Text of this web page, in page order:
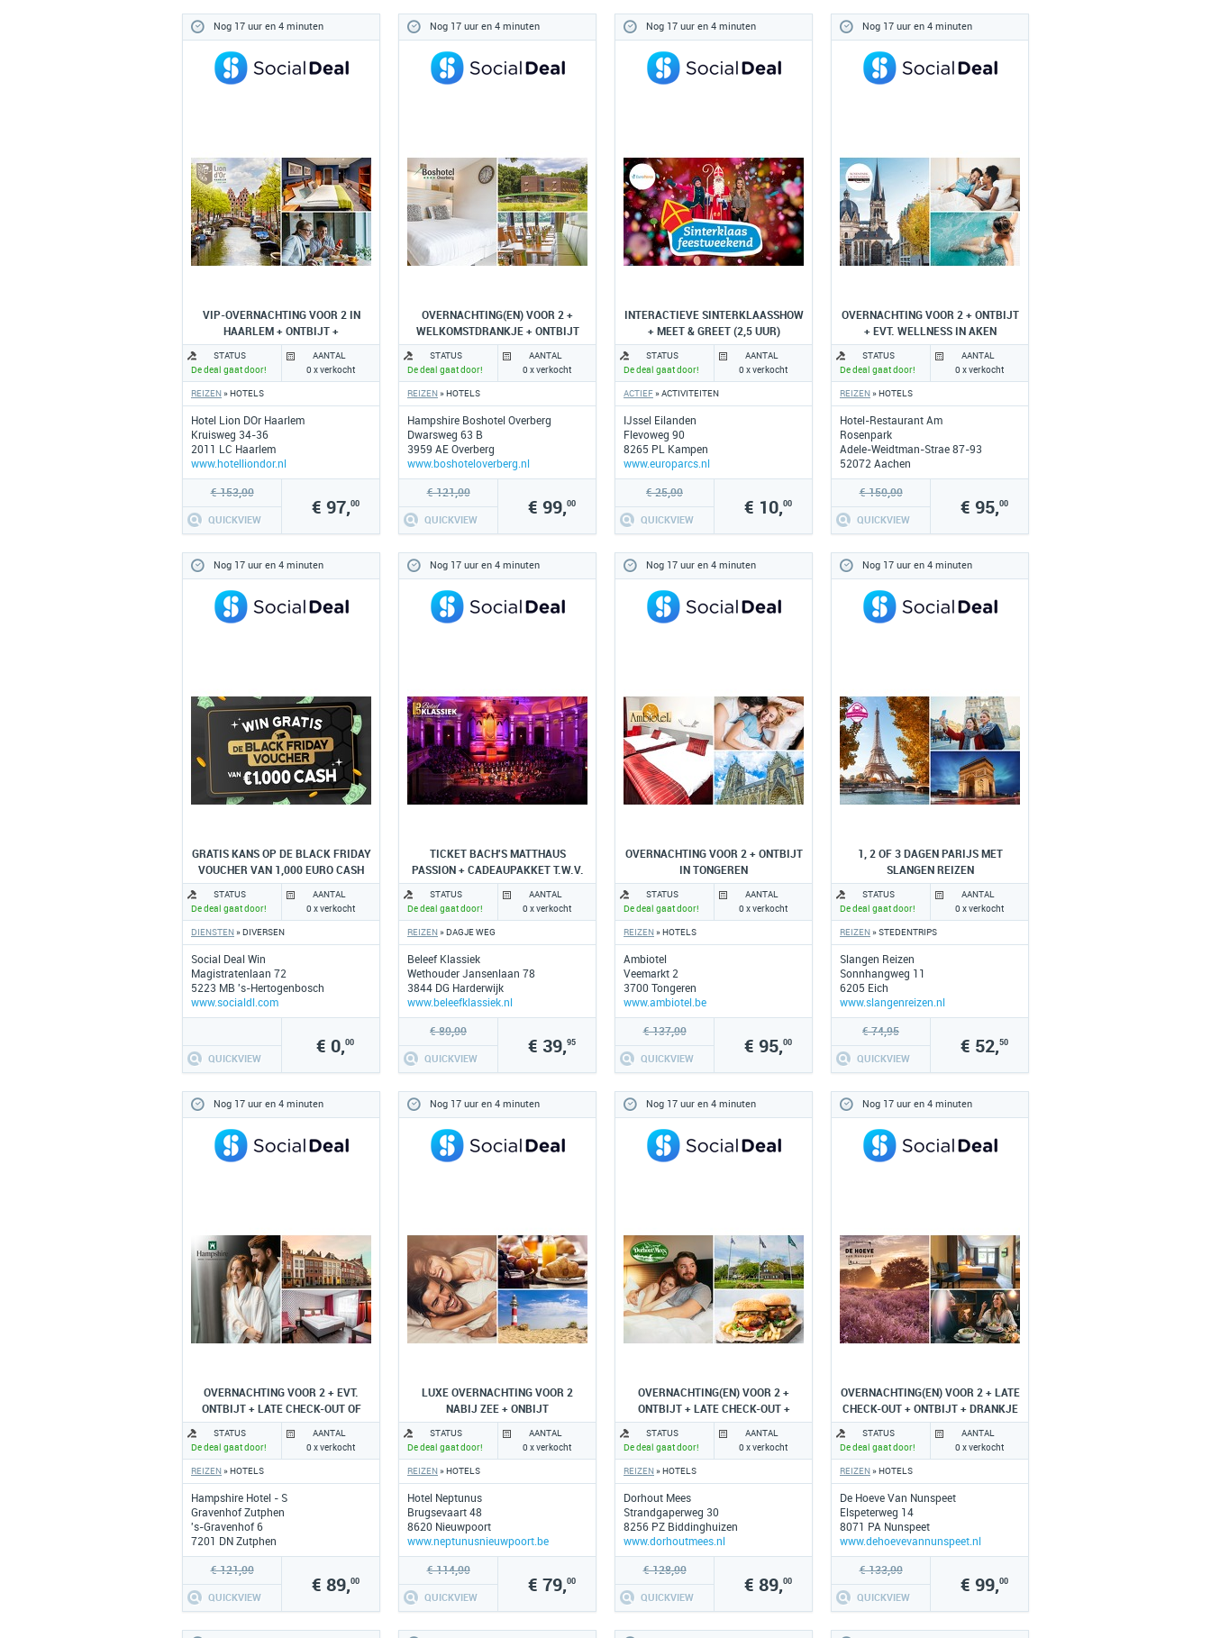
Nog 17 uur en 4 minuten
VIP-OVERNACHTING VOOR 2 IN
HAARLEM + ONTBIJT +
BORRELPLANK
Hotel Lion DOr Haarlem
Kruisweg 34-36
2011 LC Haarlem
www.hotelliondor.nl
REIZEN» HOTELS
STATUS
De deal gaat door!
AANTAL
0 x verkocht
€ 153,00
QUICKVIEW
€ 97,00
Nog 17 uur en 4 minuten
OVERNACHTING(EN) VOOR 2 +
WELKOMSTDRANKJE + ONTBIJT
Hampshire Boshotel Overberg
Dwarsweg 63 B
3959 AE Overberg
www.boshoteloverberg.nl
REIZEN» HOTELS
STATUS
De deal gaat door!
AANTAL
0 x verkocht
€ 121,00
QUICKVIEW
€ 99,00
Nog 17 uur en 4 minuten
INTERACTIEVE SINTERKLAASSHOW
+ MEET & GREET (2,5 UUR)
IJssel Eilanden
Flevoweg 90
8265 PL Kampen
www.europarcs.nl
ACTIEF» ACTIVITEITEN
STATUS
De deal gaat door!
AANTAL
0 x verkocht
€ 25,00
QUICKVIEW
€ 10,00
Nog 17 uur en 4 minuten
OVERNACHTING VOOR 2 + ONTBIJT
+ EVT. WELLNESS IN AKEN
Hotel-Restaurant Am
Rosenpark
Adele-Weidtman-Strae 87-93
52072 Aachen
www.hotel-rosenpark-
laurensberg.de
REIZEN» HOTELS
STATUS
De deal gaat door!
AANTAL
0 x verkocht
€ 150,00
QUICKVIEW
€ 95,00
Nog 17 uur en 4 minuten
GRATIS KANS OP DE BLACK FRIDAY
VOUCHER VAN 1,000 EURO CASH
Social Deal Win
Magistratenlaan 72
5223 MB 's-Hertogenbosch
www.socialdl.com
DIENSTEN» DIVERSEN
STATUS
De deal gaat door!
AANTAL
0 x verkocht
QUICKVIEW
€ 0,00
Nog 17 uur en 4 minuten
TICKET BACH'S MATTHAUS
PASSION + CADEAUPAKKET T.W.V.
70 EURO
Beleef Klassiek
Wethouder Jansenlaan 78
3844 DG Harderwijk
www.beleefklassiek.nl
REIZEN» DAGJE WEG
STATUS
De deal gaat door!
AANTAL
0 x verkocht
€ 80,00
QUICKVIEW
€ 39,95
Nog 17 uur en 4 minuten
OVERNACHTING VOOR 2 + ONTBIJT
IN TONGEREN
Ambiotel
Veemarkt 2
3700 Tongeren
www.ambiotel.be
REIZEN» HOTELS
STATUS
De deal gaat door!
AANTAL
0 x verkocht
€ 137,00
QUICKVIEW
€ 95,00
Nog 17 uur en 4 minuten
1, 2 OF 3 DAGEN PARIJS MET
SLANGEN REIZEN
Slangen Reizen
Sonnhangweg 11
6205 Eich
www.slangenreizen.nl
REIZEN» STEDENTRIPS
STATUS
De deal gaat door!
AANTAL
0 x verkocht
€ 74,95
QUICKVIEW
€ 52,50
Nog 17 uur en 4 minuten
OVERNACHTING VOOR 2 + EVT.
ONTBIJT + LATE CHECK-OUT OF
DINER
Hampshire Hotel - S
Gravenhof Zutphen
's-Gravenhof 6
7201 DN Zutphen
www.hampshire-hotels.com
REIZEN» HOTELS
STATUS
De deal gaat door!
AANTAL
0 x verkocht
€ 121,00
QUICKVIEW
€ 89,00
Nog 17 uur en 4 minuten
LUXE OVERNACHTING VOOR 2
NABIJ ZEE + ONBIJT
Hotel Neptunus
Brugsevaart 48
8620 Nieuwpoort
www.neptunusnieuwpoort.be
REIZEN» HOTELS
STATUS
De deal gaat door!
AANTAL
0 x verkocht
€ 114,00
QUICKVIEW
€ 79,00
Nog 17 uur en 4 minuten
OVERNACHTING(EN) VOOR 2 +
ONTBIJT + LATE CHECK-OUT +
EVENTUEEL 3-GANGENDINER
Dorhout Mees
Strandgaperweg 30
8256 PZ Biddinghuizen
www.dorhoutmees.nl
REIZEN» HOTELS
STATUS
De deal gaat door!
AANTAL
0 x verkocht
€ 128,00
QUICKVIEW
€ 89,00
Nog 17 uur en 4 minuten
OVERNACHTING(EN) VOOR 2 + LATE
CHECK-OUT + ONTBIJT + DRANKJE
De Hoeve Van Nunspeet
Elspeterweg 14
8071 PA Nunspeet
www.dehoevevannunspeet.nl
REIZEN» HOTELS
STATUS
De deal gaat door!
AANTAL
0 x verkocht
€ 133,00
QUICKVIEW
€ 99,00